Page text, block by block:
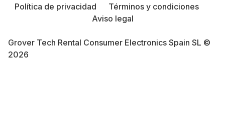
Grover Tech Rental Consumer Electronics Spain SL ©
2026
Política de privacidad
Términos y condiciones
Aviso legal